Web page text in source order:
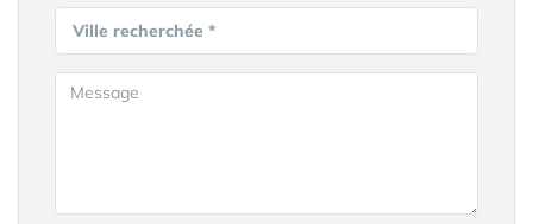
Ville recherchée *